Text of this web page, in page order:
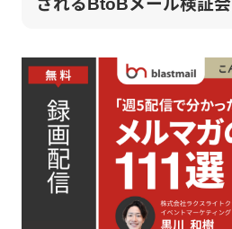
されるBtoBメール検証会